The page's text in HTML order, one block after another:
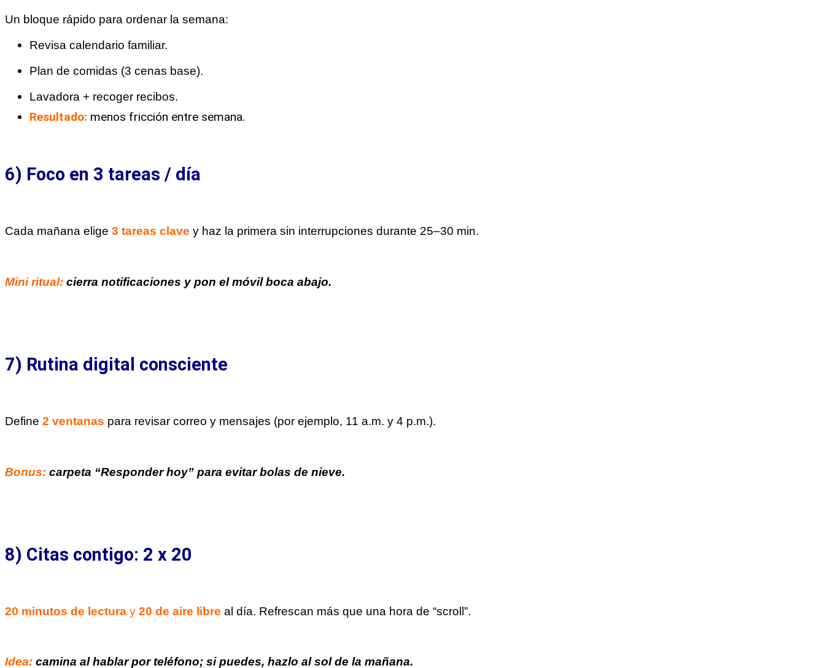
Un bloque rápido para ordenar la semana:
Revisa calendario familiar.
Plan de comidas (3 cenas base).
Lavadora + recoger recibos.
Resultado: menos fricción entre semana.
6) Foco en 3 tareas / día
Cada mañana elige 3 tareas clave y haz la primera sin interrupciones durante 25–30 min.
Mini ritual: cierra notificaciones y pon el móvil boca abajo.
7) Rutina digital consciente
Define 2 ventanas para revisar correo y mensajes (por ejemplo, 11 a.m. y 4 p.m.).
Bonus: carpeta “Responder hoy” para evitar bolas de nieve.
8) Citas contigo: 2 x 20
20 minutos de lectura y 20 de aire libre al día. Refrescan más que una hora de “scroll”.
Idea: camina al hablar por teléfono; si puedes, hazlo al sol de la mañana.